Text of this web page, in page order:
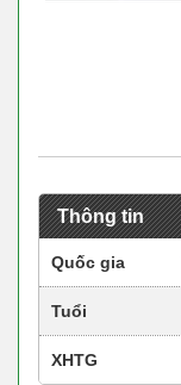
Thông tin
Quốc gia
Tuổi
XHTG